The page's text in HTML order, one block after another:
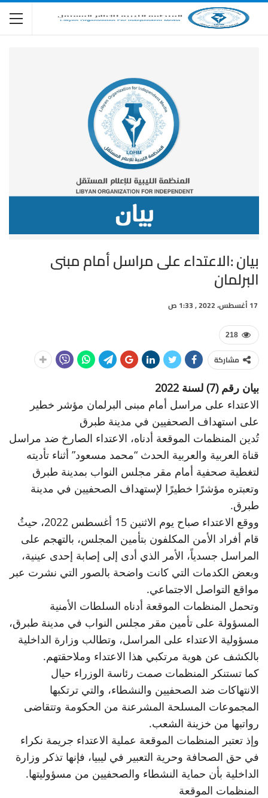
بيان :الاعتداء على مراسل أمام مبنى
البرلمان
17 أغسطس، 2022 , 1:33 ص
218
مشاركة
بيان رقم (7) لسنة 2022
الاعتداء على مراسل أمام مبنى البرلمان مؤشر خطير
على استهداف الصحفيين في مدينة طبرق
تُدين المنظمات الموقعة أدناه، الاعتداء الصارخ ضد مراسل
قناة العربية والعربية الحدث “محمد مسعود” أثناء تأديته
لتغطية صحفية أمام مقر مجلس النواب بمدينة طبرق
وتعبتره مؤشرًا خطيرًا لإستهداف الصحفيين في مدينة
طبرق.
ووقع الاعتداء صباح يوم الاثنين 15 أغسطس 2022، حيثُ
قام أفراد الأمن المكلفون بتأمين المجلس، بالتهجم على
المراسل جسدياً، الأمر الذي أدى إلى إصابة إحدى عينية،
وبعض الكدمات التي كانت واضحة بالصور التي نشرت عبر
مواقع التواصل الاجتماعي.
وتحمل المنظمات الموقعة أدناه السلطات الأمنية
المسؤولة على تأمين مقر مجلس النواب في مدينة طبرق،
مسؤولية الاعتداء على المراسل، وتطالب وزارة الداخلية
بالكشف عن هوية مرتكبي هذا الاعتداء وملاحقتهم.
كما تستنكر المنظمات صمت رئاسة الوزراء حيال
الانتهاكات ضد الصحفيين والنشطاء، والتي ترتكبها
المجموعات المسلحة المشرعنة من الحكومة وتتقاضى
رواتبها من خزينة الشعب.
وإذ تعتبر المنظمات الموقعة عملية الاعتداء جريمة نكراء
في حق الصحافة وحرية التعبير في ليبيا، فإنها تذكر وزارة
الداخلية بأن حماية النشطاء والصحفيين من مسؤوليتها.
المنظمات الموقعة